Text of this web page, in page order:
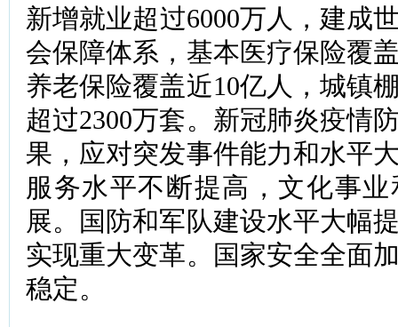
新增就业超过6000万人，建成
会保障体系，基本医疗保险覆
养老保险覆盖近10亿人，城镇
超过2300万套。新冠肺炎疫情
果，应对突发事件能力和水平
服务水平不断提高，文化事
展。国防和军队建设水平大幅
实现重大变革。国家安全全面
稳定。